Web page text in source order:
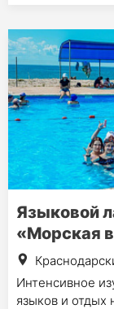
Языковой
«Морская
Интенсивное
языков и